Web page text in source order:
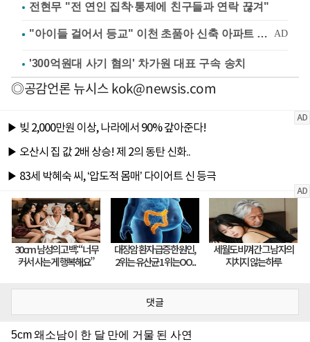
전현무 "전 연인 집착·통제에 친구들과 연락 끊겨"
'300억원대 사기 혐의' 차가원 대표 구속 송치
◎공감언론 뉴시스kok@newsis.com
댓글